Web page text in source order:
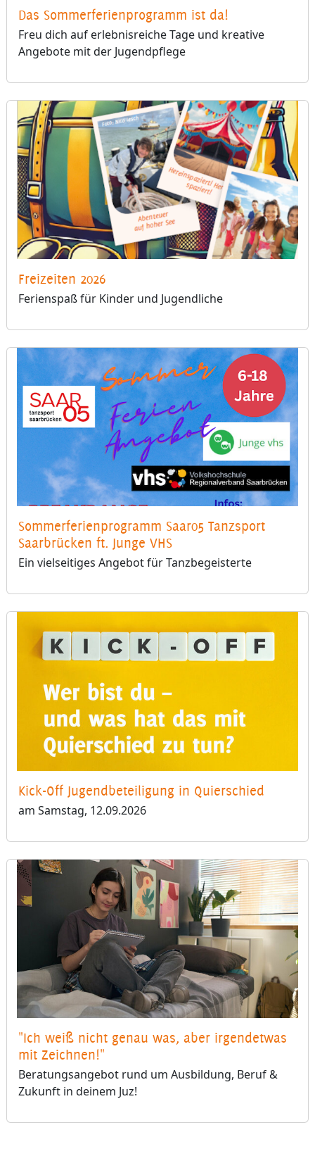
Das Sommerferienprogramm ist da!
Freu dich auf erlebnisreiche Tage und kreative
Angebote mit der Jugendpflege
Freizeiten 2026
Ferienspaß für Kinder und Jugendliche
Sommerferienprogramm Saar05 Tanzsport
Saarbrücken ft. Junge VHS
Ein vielseitiges Angebot für Tanzbegeisterte
Kick-Off Jugendbeteiligung in Quierschied
am Samstag, 12.09.2026
"Ich weiß nicht genau was, aber irgendetwas
mit Zeichnen!"
Beratungsangebot rund um Ausbildung, Beruf &
Zukunft in deinem Juz!